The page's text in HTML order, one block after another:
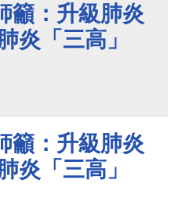
籲：升級肺炎
炎「三高」
籲：升級肺炎
炎「三高」